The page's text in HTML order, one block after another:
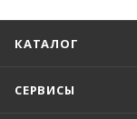
КАТАЛОГ
СЕРВИСЫ